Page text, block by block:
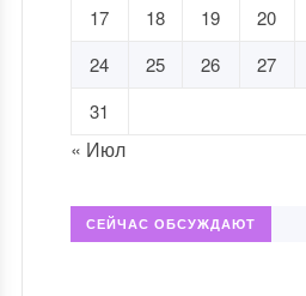
17
18 19 20
24
25 26 27
31
« Июл
СЕЙЧАС ОБСУЖДАЮТ